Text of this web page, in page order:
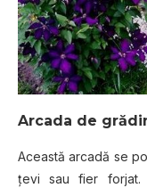
Arcada de
Această arcadă se
ţevi sau fier